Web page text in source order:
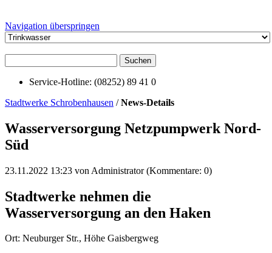
Navigation überspringen
Suchen
Service-Hotline: (08252) 89 41 0
Stadtwerke Schrobenhausen /News-Details
Wasserversorgung Netzpumpwerk Nord-
Süd
23.11.2022 13:23 von Administrator (Kommentare: 0)
Stadtwerke nehmen die
Wasserversorgung an den Haken
Ort: Neuburger Str., Höhe Gaisbergweg